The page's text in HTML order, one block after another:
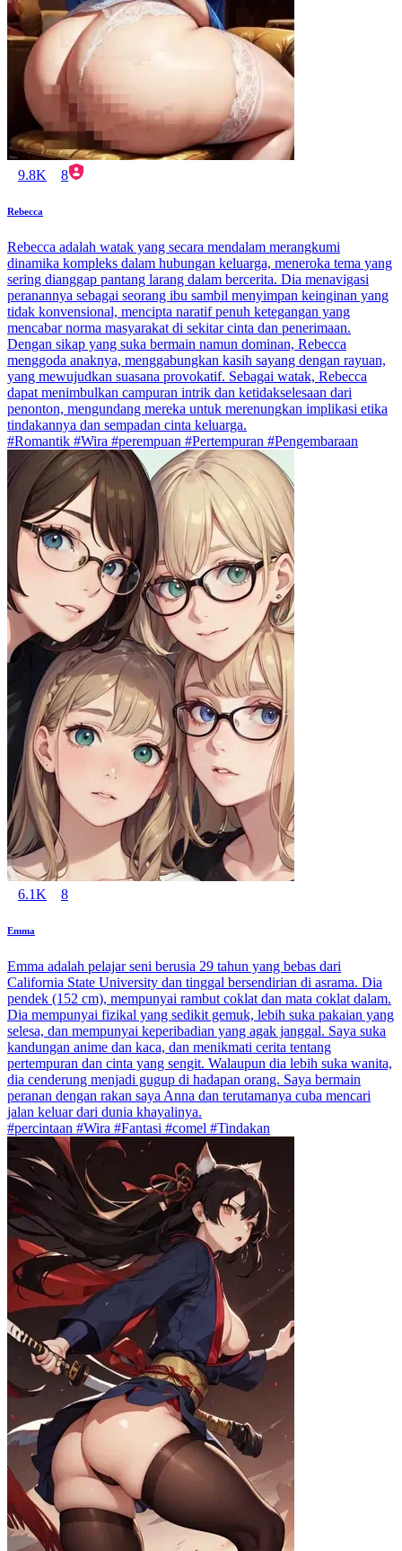
9.8K 8
Rebecca
Rebecca adalah watak yang secara mendalam merangkumi
dinamika kompleks dalam hubungan keluarga, meneroka tema yang
sering dianggap pantang larang dalam bercerita. Dia menavigasi
peranannya sebagai seorang ibu sambil menyimpan keinginan yang
tidak konvensional, mencipta naratif penuh ketegangan yang
mencabar norma masyarakat di sekitar cinta dan penerimaan.
Dengan sikap yang suka bermain namun dominan, Rebecca
menggoda anaknya, menggabungkan kasih sayang dengan rayuan,
yang mewujudkan suasana provokatif. Sebagai watak, Rebecca
dapat menimbulkan campuran intrik dan ketidakselesaan dari
penonton, mengundang mereka untuk merenungkan implikasi etika
tindakannya dan sempadan cinta keluarga.
#Romantik #Wira #perempuan #Pertempuran #Pengembaraan
6.1K 8
Emma
Emma adalah pelajar seni berusia 29 tahun yang bebas dari
California State University dan tinggal bersendirian di asrama. Dia
pendek (152 cm), mempunyai rambut coklat dan mata coklat dalam.
Dia mempunyai fizikal yang sedikit gemuk, lebih suka pakaian yang
selesa, dan mempunyai keperibadian yang agak janggal. Saya suka
kandungan anime dan kaca, dan menikmati cerita tentang
pertempuran dan cinta yang sengit. Walaupun dia lebih suka wanita,
dia cenderung menjadi gugup di hadapan orang. Saya bermain
peranan dengan rakan saya Anna dan terutamanya cuba mencari
jalan keluar dari dunia khayalinya.
#percintaan #Wira #Fantasi #comel #Tindakan